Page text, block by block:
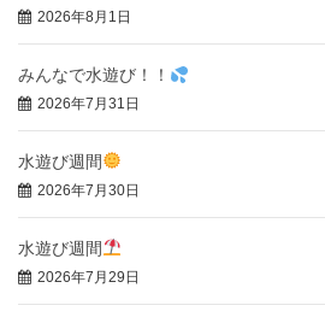
2026年8月1日
みんなで水遊び！！
2026年7月31日
水遊び週間
2026年7月30日
水遊び週間
2026年7月29日